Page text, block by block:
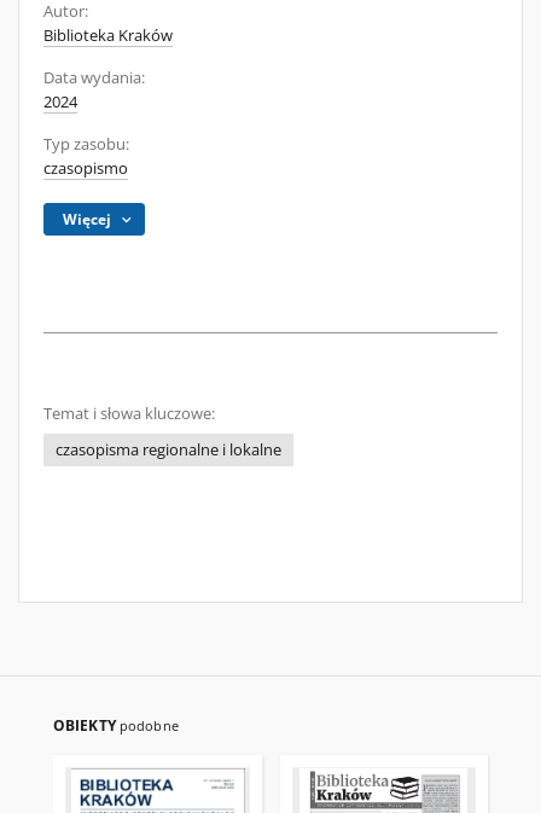
Autor:
Biblioteka Kraków
Data wydania:
2024
Typ zasobu:
czasopismo
Więcej
Temat i słowa kluczowe:
czasopisma regionalne i lokalne
OBIEKTY podobne